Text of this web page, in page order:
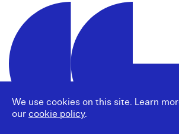
We use cookies on this site. Learn
our cookie policy.